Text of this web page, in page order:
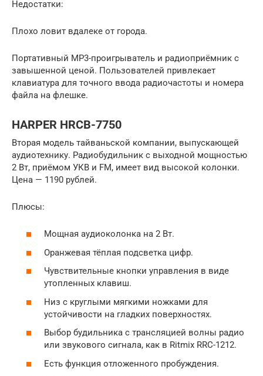
Недостатки:
Плохо ловит вдалеке от города.
Портативный MP3-проигрыватель и радиоприёмник с
завышенной ценой. Пользователей привлекает
клавиатура для точного ввода радиочастоты и номера
файла на флешке.
HARPER HRCB-7750
Вторая модель тайваньской компании, выпускающей
аудиотехнику. Радиобудильник с выходной мощностью
2 Вт, приёмом УКВ и FM, имеет вид высокой колонки.
Цена — 1190 рублей.
Плюсы:
Мощная аудиоколонка на 2 Вт.
Оранжевая тёплая подсветка цифр.
Чувствительные кнопки управления в виде
утопленных клавиш.
Низ с круглыми мягкими ножками для
устойчивости на гладких поверхностях.
Выбор будильника с трансляцией волны радио
или звукового сигнала, как в Ritmix RRC-1212.
Есть функция отложенного пробуждения.